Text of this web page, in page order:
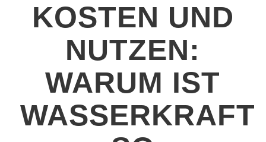
KOSTEN UND
NUTZEN:
WARUM IST
WASSERKRAFT